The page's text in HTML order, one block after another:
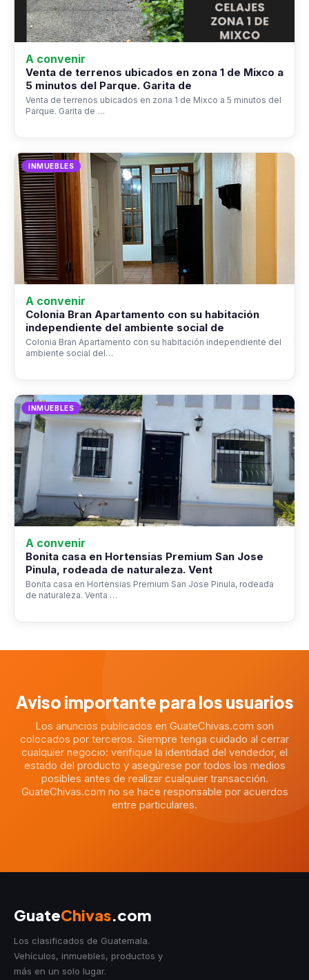
A convenir
Venta de terrenos ubicados en zona 1 de Mixco a
5 minutos del Parque. Garita de
Venta de terrenos ubicados en zona 1 de Mixco a 5 minutos del
Parque. Garita de …
INMUEBLES
A convenir
Colonia Bran Apartamento con su habitación
independiente del ambiente social de
Colonia Bran Apartamento con su habitación independiente del
ambiente social del…
INMUEBLES
A convenir
Bonita casa en Hortensias Premium San Jose
Pinula, rodeada de naturaleza. Vent
Bonita casa en Hortensias Premium San Jose Pinula, rodeada
de naturaleza. Venta …
Aviso importante para los usuarios
Los anuncios publicados en GuateChivas.com son
colocados por terceros. Siempre tenga cuidado al cerrar
cualquier negocio: verifique la identidad del vendedor, el
estado del producto y asegúrese por todos los medios
posibles antes de realizar cualquier transacción.
GuateChivas.com no se hace responsable por acuerdos
entre particulares.
GuateChivas.com
Los clasificados de Guatemala.
Vehículos, inmuebles, productos y
más en un solo lugar.